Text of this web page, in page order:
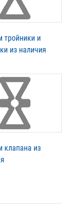
тройники и
из наличия
клапана из